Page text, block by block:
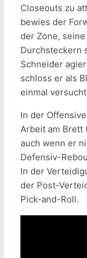
Closeouts zu
bewies der
der Zone,
Durchsteckern
Schneider
schloss er als
einmal
In der
Arbeit am Brett
auch wenn er
Defensiv-
In der
der Post-
Pick-and-Roll.